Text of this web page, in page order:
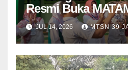
Resmi Buka
Tanamkan Budaya
Cinta Lingkungan
Peserta Didik Baru
JUL 14, 2026 MTSN 39